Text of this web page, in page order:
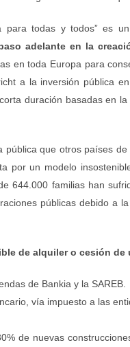
para todas y todos” es un
adelante en la
en toda Europa para
a la inversión pública
duración basadas en
que otros países
por un modelo
644.000 familias han
públicas debido a
de alquiler o cesión de
de Bankia y la SAREB.
vía impuesto a las
de nuevas